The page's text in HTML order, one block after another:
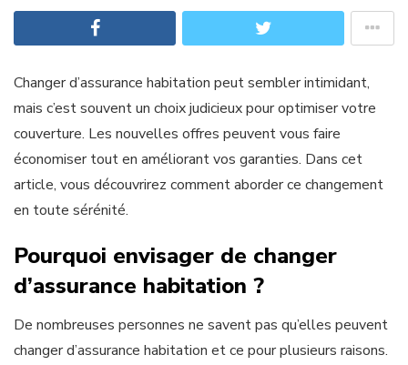
Changer d’assurance habitation peut sembler intimidant,
mais c’est souvent un choix judicieux pour optimiser votre
couverture. Les nouvelles offres peuvent vous faire
économiser tout en améliorant vos garanties. Dans cet
article, vous découvrirez comment aborder ce changement
en toute sérénité.
Pourquoi envisager de changer
d’assurance habitation ?
De nombreuses personnes ne savent pas qu’elles peuvent
changer d’assurance habitation et ce pour plusieurs raisons.